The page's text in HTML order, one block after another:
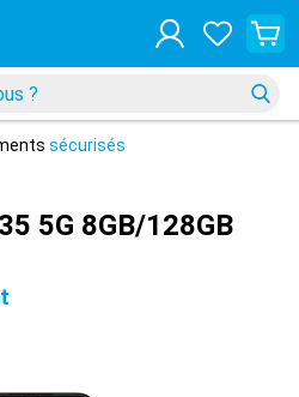
sécurisés
5G 8GB/128GB